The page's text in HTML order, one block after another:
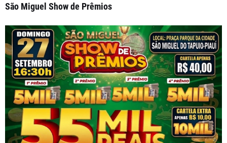
São Miguel Show de Prêmios